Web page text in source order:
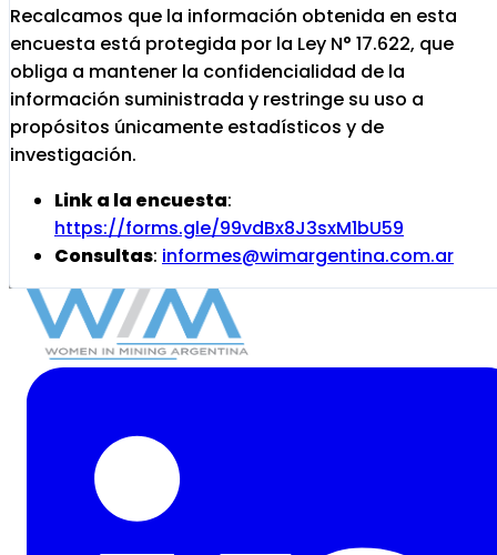
Recalcamos que la información obtenida en esta
encuesta está protegida por la Ley N° 17.622, que
obliga a mantener la confidencialidad de la
información suministrada y restringe su uso a
propósitos únicamente estadísticos y de
investigación.
Link a la encuesta:
https://forms.gle/99vdBx8J3sxM1bU59
Consultas: informes@wimargentina.com.ar